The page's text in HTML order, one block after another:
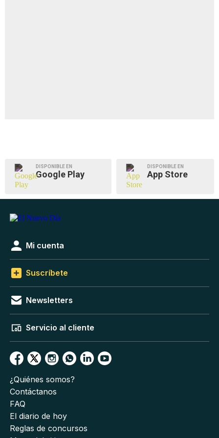
DISPONIBLE EN
Google Play
DISPONIBLE EN
App Store
Mi cuenta
Suscríbete
Newsletters
Servicio al cliente
¿Quiénes somos?
Contáctanos
FAQ
El diario de hoy
Reglas de concursos